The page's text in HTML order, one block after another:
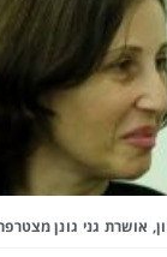
אושרת גני גונן